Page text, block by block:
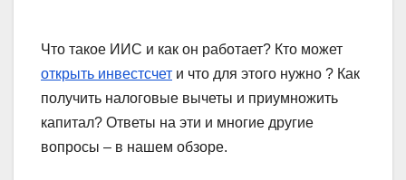
Что такое ИИС и как он работает? Кто может
открыть инвестсчет и что для этого нужно ? Как
получить налоговые вычеты и приумножить
капитал? Ответы на эти и многие другие
вопросы – в нашем обзоре.